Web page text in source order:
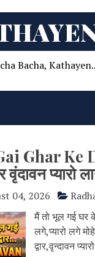
Bacha,
Ghar Ke
प्यारो
04, 2026
मैं तो भूल गई घर के
लगे,प्यारो लगे
द्वार,वृन्दावन